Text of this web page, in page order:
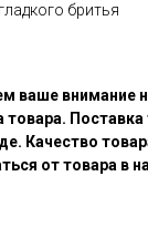
бритья
ваше внимание
Качество
от товара в